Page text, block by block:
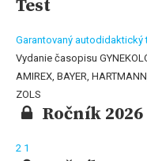
Test
Garantovaný
Vydanie časopisu
AMIREX, BAYER,
ZOLS
Ročník 2026
2 1